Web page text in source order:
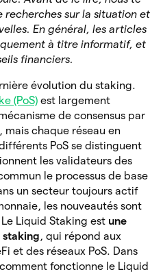
recherches sur la situation et
En général, les articles
à titre informatif, et
financiers.
évolution du staking.
(PoS) est largement
de consensus par
chaque réseau en
PoS se distinguent
les validateurs des
le processus de base
un secteur toujours actif
les nouveautés sont
Liquid Staking est une
staking, qui répond aux
et des réseaux PoS. Dans
fonctionne le Liquid